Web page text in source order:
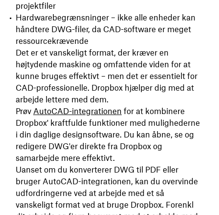
projektfiler
Hardwarebegrænsninger – ikke alle enheder kan
håndtere DWG-filer, da CAD-software er meget
ressourcekrævende
Det er et vanskeligt format, der kræver en
højtydende maskine og omfattende viden for at
kunne bruges effektivt – men det er essentielt for
CAD-professionelle. Dropbox hjælper dig med at
arbejde lettere med dem.
Prøv AutoCAD-integrationen for at kombinere
Dropbox' kraftfulde funktioner med mulighederne
i din daglige designsoftware. Du kan åbne, se og
redigere DWG'er direkte fra Dropbox og
samarbejde mere effektivt.
Uanset om du konverterer DWG til PDF eller
bruger AutoCAD-integrationen, kan du overvinde
udfordringerne ved at arbejde med et så
vanskeligt format ved at bruge Dropbox. Forenkl